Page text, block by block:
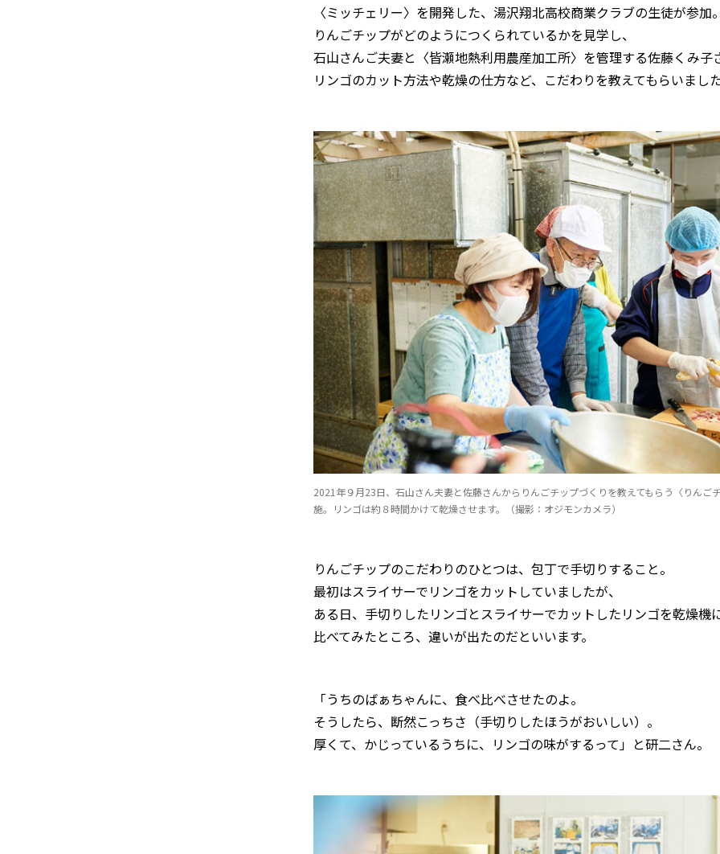
〈ミッチェリー〉を開発した、湯沢翔北高校商業クラブの生徒が参加
りんごチップがどのようにつくられているかを見学し、
石山さんご夫妻と〈皆瀬地熱利用農産加工所〉を管理する佐藤くみ子
リンゴのカット方法や乾燥の仕方など、こだわりを教えてもらいまし
2021年９月23日、石山さん夫妻と佐藤さんからりんごチップづくりを教えてもらう〈りんご
施。リンゴは約８時間かけて乾燥させます。（撮影：オジモンカメラ）
りんごチップのこだわりのひとつは、包丁で手切りすること。
最初はスライサーでリンゴをカットしていましたが、
ある日、手切りしたリンゴとスライサーでカットしたリンゴを乾燥機
比べてみたところ、違いが出たのだといいます。
「うちのばぁちゃんに、食べ比べさせたのよ。
そうしたら、断然こっちさ（手切りしたほうがおいしい）。
厚くて、かじっているうちに、リンゴの味がするって」と研二さん。